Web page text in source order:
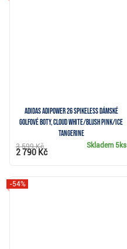
Adidas Adipower 26 Spikeless dámské
golfové boty, cloud white/blush pink/ice
tangerine
Skladem 5ks
3 599 Kč
2 790 Kč
-54%